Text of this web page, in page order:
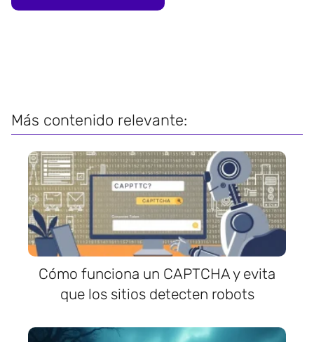
Más contenido relevante:
Cómo funciona un CAPTCHA y evita
que los sitios detecten robots